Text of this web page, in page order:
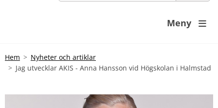
Meny 
Hem
Nyheter och artiklar
Jag utvecklar AKIS - Anna Hansson vid Högskolan i Halmstad